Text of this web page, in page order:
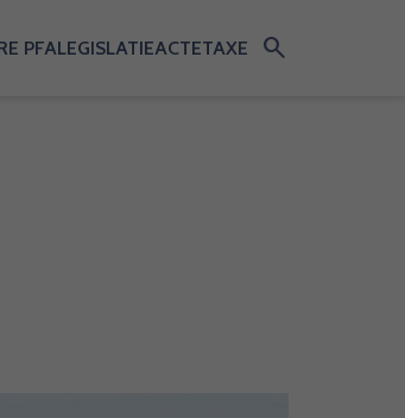
PFALEGISLATIEACTETAXE search